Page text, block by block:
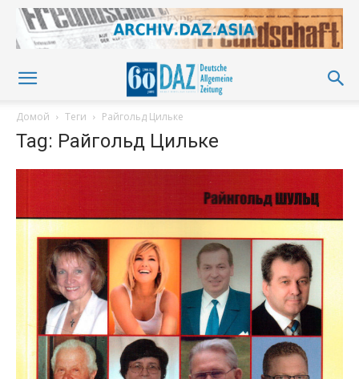
Домой Теги Райгольд Цильке
Tag: Райгольд Цильке